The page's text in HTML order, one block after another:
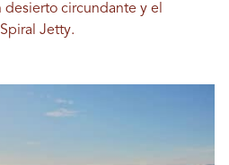
desierto circundante y el
Jetty.